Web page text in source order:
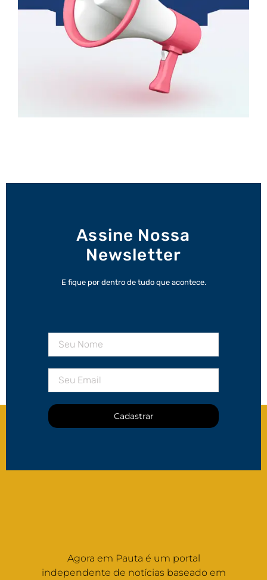
Assine Nossa
Newsletter
E fique por dentro de tudo que acontece.
Cadastrar
Agora em Pauta é um portal
independente de notícias baseado em